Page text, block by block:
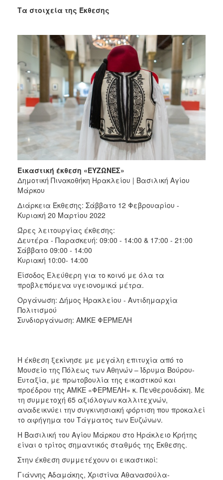
Τα στοιχεία της Έκθεσης
Εικαστική έκθεση «ΕΥΖΩΝΕΣ»
Δημοτική Πινακοθήκη Ηρακλείου | Βασιλική Αγίου
Μάρκου
Διάρκεια Έκθεσης: Σάββατο 12 Φεβρουαρίου -
Κυριακή 20 Μαρτίου 2022
Ώρες λειτουργίας έκθεσης:
Δευτέρα - Παρασκευή: 09:00 - 14:00 & 17:00 - 21:00
Σάββατο 09:00 - 14:00
Κυριακή 10:00- 14:00
Είσοδος Ελεύθερη για το κοινό με όλα τα
προβλεπόμενα υγειονομικά μέτρα.
Οργάνωση: Δήμος Ηρακλείου - Αντιδημαρχία
Πολιτισμού
Συνδιοργάνωση: ΑΜΚΕ ΦΕΡΜΕΛΗ
Η έκθεση ξεκίνησε με μεγάλη επιτυχία από το
Μουσείο της Πόλεως των Αθηνών – Ίδρυμα Βούρου-
Ευταξία, με πρωτοβουλία της εικαστικού και
προέδρου της ΑΜΚΕ «ΦΕΡΜΕΛΗ» κ. Πενθερουδάκη. Με
τη συμμετοχή 65 αξιόλογων καλλιτεχνών,
αναδεικνύει την συγκινησιακή φόρτιση που προκαλεί
το αφήγημα του Τάγματος των Ευζώνων.
Η Βασιλική του Αγίου Μάρκου στο Ηράκλειο Κρήτης
είναι ο τρίτος σημαντικός σταθμός της Έκθεσης.
Στην έκθεση συμμετέχουν οι εικαστικοί:
Γιάννης Αδαμάκης, Χριστίνα Αθανασούλα-